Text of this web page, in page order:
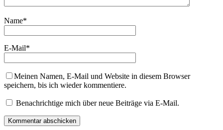
Name*
E-Mail*
Meinen Namen, E-Mail und Website in diesem Browser
speichern, bis ich wieder kommentiere.
Benachrichtige mich über neue Beiträge via E-Mail.